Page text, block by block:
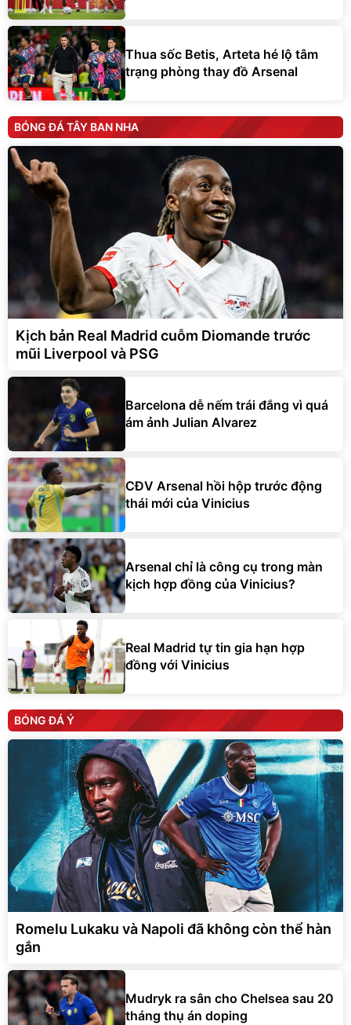
Thua sốc Betis, Arteta hé lộ tâm
trạng phòng thay đồ Arsenal
BÓNG ĐÁ TÂY BAN NHA
Kịch bản Real Madrid cuỗm Diomande trước
mũi Liverpool và PSG
Barcelona dễ nếm trái đắng vì quá
ám ảnh Julian Alvarez
CĐV Arsenal hồi hộp trước động
thái mới của Vinicius
Arsenal chỉ là công cụ trong màn
kịch hợp đồng của Vinicius?
Real Madrid tự tin gia hạn hợp
đồng với Vinicius
BÓNG ĐÁ Ý
Romelu Lukaku và Napoli đã không còn thể hàn
gắn
Mudryk ra sân cho Chelsea sau 20
tháng thụ án doping